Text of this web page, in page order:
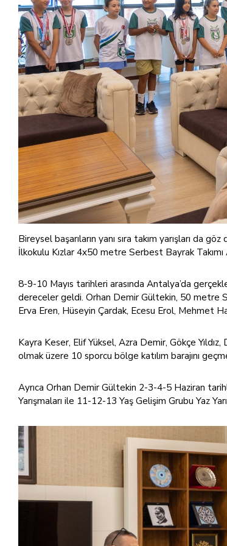
Bireysel başarıların yanı sıra takım yarışları da
İlkokulu Kızlar 4x50 metre Serbest Bayrak
8-9-10 Mayıs tarihleri arasında Antalya’da
dereceler geldi. Orhan Demir Gültekin, 50 metre
Erva Eren, Hüseyin Çardak, Ecesu Erol, Mehmet
Kayra Keser, Elif Yüksel, Azra Demir, Gökçe
olmak üzere 10 sporcu bölge katılım barajını
Ayrıca Orhan Demir Gültekin 2-3-4-5 Haziran
Yarışmaları ile 11-12-13 Yaş Gelişim Grubu Yaz